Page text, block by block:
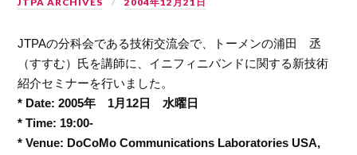
JTPAの分科会である技術交流会で、トーメンの浦田 丞
（すすむ）氏を講師に、イニフィニバンドに関する新技術
紹介セミナーを行いました。
* Date: 2005年 1月12日 水曜日
* Time: 19:00-
* Venue: DoCoMo Communications Laboratories USA,